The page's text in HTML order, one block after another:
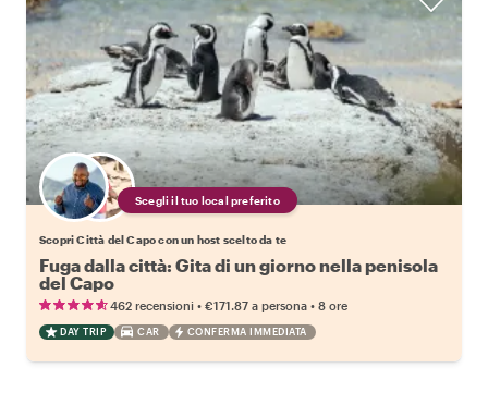
Scegli il tuo local preferito
Scopri Città del Capo con un host scelto da te
Fuga dalla città: Gita di un giorno nella penisola
del Capo
462 recensioni • €171.87 a persona • 8 ore
DAY TRIP CAR CONFERMA IMMEDIATA